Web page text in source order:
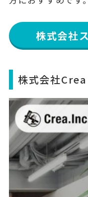
株式会社
株式会社Crea